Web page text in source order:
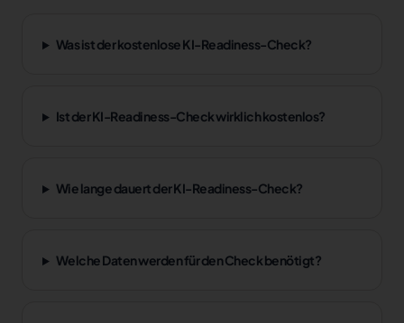
Was ist der kostenlose KI-Readiness-Check?
Ist der KI-Readiness-Check wirklich kostenlos?
Wie lange dauert der KI-Readiness-Check?
Welche Daten werden für den Check benötigt?